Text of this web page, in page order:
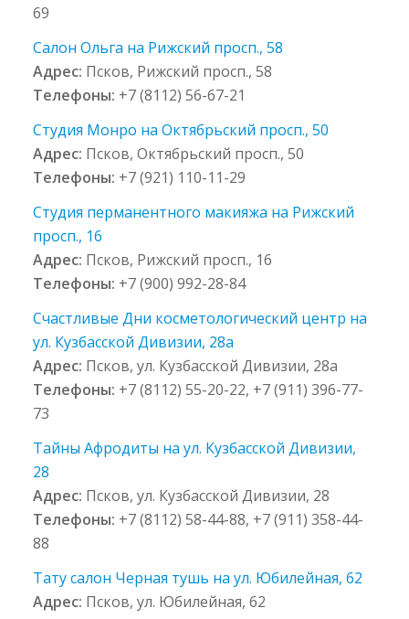
69
Салон Ольга на Рижский просп., 58
Адрес: Псков, Рижский просп., 58
Телефоны: +7 (8112) 56-67-21
Студия Монро на Октябрьский просп., 50
Адрес: Псков, Октябрьский просп., 50
Телефоны: +7 (921) 110-11-29
Студия перманентного макияжа на Рижский
просп., 16
Адрес: Псков, Рижский просп., 16
Телефоны: +7 (900) 992-28-84
Счастливые Дни косметологический центр на
ул. Кузбасской Дивизии, 28а
Адрес: Псков, ул. Кузбасской Дивизии, 28а
Телефоны: +7 (8112) 55-20-22, +7 (911) 396-77-
73
Тайны Афродиты на ул. Кузбасской Дивизии,
28
Адрес: Псков, ул. Кузбасской Дивизии, 28
Телефоны: +7 (8112) 58-44-88, +7 (911) 358-44-
88
Тату салон Черная тушь на ул. Юбилейная, 62
Адрес: Псков, ул. Юбилейная, 62